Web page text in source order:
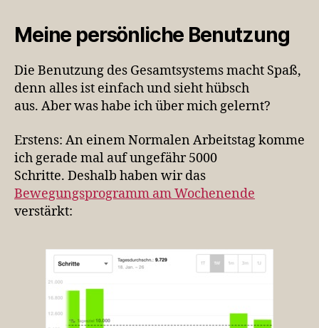
Meine persönliche Benutzung
Die Benutzung des Gesamtsystems macht Spaß,
denn alles ist einfach und sieht hübsch
aus. Aber was habe ich über mich gelernt?
Erstens: An einem Normalen Arbeitstag komme
ich gerade mal auf ungefähr 5000
Schritte. Deshalb haben wir das
Bewegungsprogramm am Wochenende
verstärkt: